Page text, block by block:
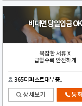
비대면 당일입금 OK
복잡한 서류 X
급할수록 안전하게
365더퍼스트대부중..
상세보기 통